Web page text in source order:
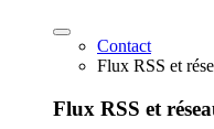
Contact
Flux RSS et
Flux RSS et